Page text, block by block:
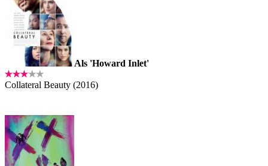
Als 'Howard Inlet'
Collateral Beauty (2016)